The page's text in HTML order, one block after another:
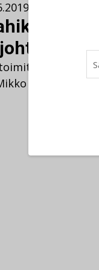
Sahikallio.